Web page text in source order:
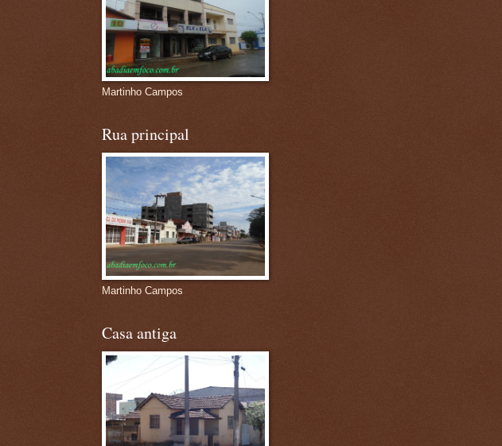
Martinho Campos
Rua principal
Martinho Campos
Casa antiga